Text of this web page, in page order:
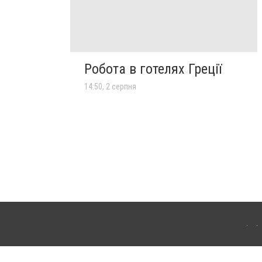
Робота в готелях Греції
14:50, 2 серпня